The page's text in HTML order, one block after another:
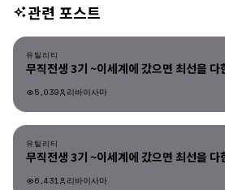
관련 포스트
유틸리티
유틸리티
무직전생 3기 ~이세계에 갔으면 최선을
5,039 리바이사마
유틸리티
유틸리티
무직전생 3기 ~이세계에 갔으면 최선을
6,431 리바이사마